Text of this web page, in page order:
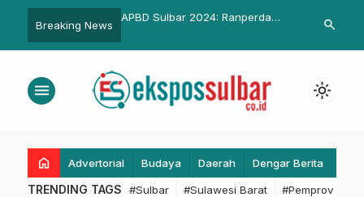
Breaking News
APBD Sulbar 2024: Ranperda
Gubernur Suhardi Duka ke DPRD
Kalla
Tingkat
search
menu light_mode
home Advertorial Budaya Daerah Dengar Berita
TRENDING TAGS #Sulbar #Sulawesi Barat #Pemprov